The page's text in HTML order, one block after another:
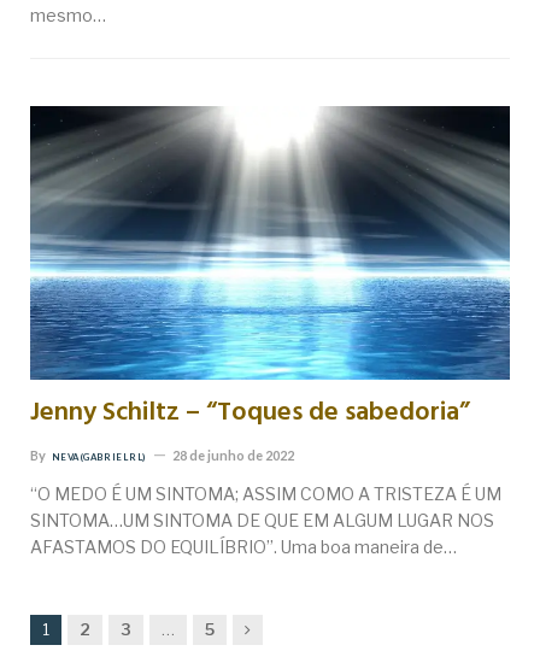
mesmo…
Jenny Schiltz – “Toques de sabedoria”
By NEVA (GABRIEL RL) 28 de junho de 2022
“O MEDO É UM SINTOMA; ASSIM COMO A TRISTEZA É UM
SINTOMA…UM SINTOMA DE QUE EM ALGUM LUGAR NOS
AFASTAMOS DO EQUILÍBRIO”. Uma boa maneira de…
1 2 3 5 Next